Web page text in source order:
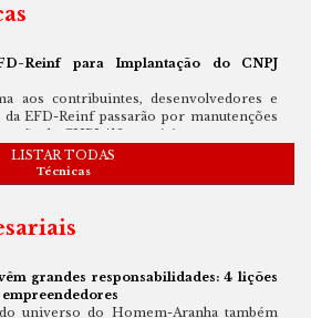
Reinf para Implantação do CNPJ
aos contribuintes, desenvolvedores e
EFD-Reinf passarão por manutenções
do CNPJ Alfanumérico
renda retido na fonte sobre lucros e
15.270/2025
LISTAR TODAS
Técnicas
grandes responsabilidades: 4 lições
universo do Homem-Aranha também